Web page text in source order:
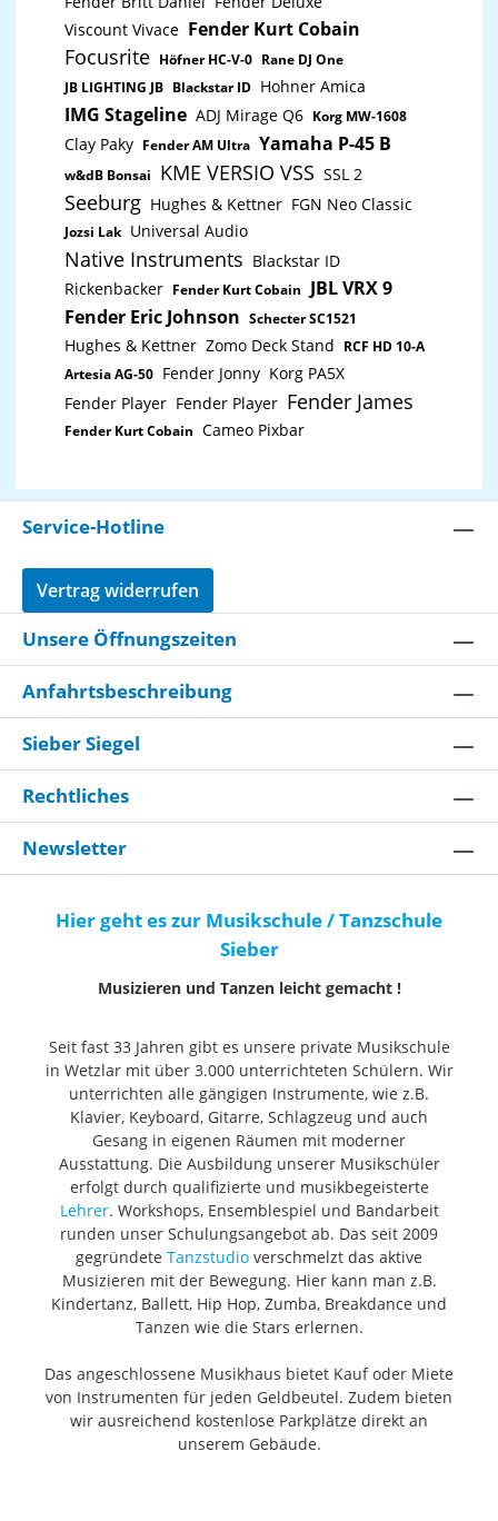
up to six EVERSE 12 systems simultaneously, and
receive immediate notification during critical
performance conditions. Bluetooth audio streaming
and true wireless stereo4 YES Crossover frequency
2000 Hz Connectors 2x XLR/TRS combo jack 1x
charge port 1x XLR output 1x 12 V DC power output 1x
3.5mm stereo 1x TRS footswitch USB charging 1.5 A
max, device-dependent Power consumption5 100 -
240 V~, 50 - 60 Hz, 1.2 - 0.6 A Battery capacity 86.4
Wh Battery at max output6 6+ hours of run
optimize6+ hours of run time Battery at moderate
output7 12+ hours of run time Weight 14.16 kg
(31.22 lbs) Dimensions (W x H x D) 345 mm x 597
mm x 347 mm (13.58" x 23.5" x 13.66") Kick-back /
monitor angles 25° / 55° Colors Black
Viscount Vivace Fender Kurt Cobain
Focusrite Höfner HC-V-0 Rane DJ One
JB LIGHTING JB Blackstar ID Hohner Amica
IMG Stageline ADJ Mirage Q6 Korg MW-1608
Clay Paky Fender AM Ultra Yamaha P-45 B
w&dB Bonsai KME VERSIO VSS SSL 2
Seeburg Hughes & Kettner FGN Neo Classic
Jozsi Lak Universal Audio
Native Instruments Blackstar ID
Rickenbacker Fender Kurt Cobain JBL VRX 9
Fender Eric Johnson Schecter SC1521
Hughes & Kettner Zomo Deck Stand RCF HD 10-A
Artesia AG-50 Fender Jonny Korg PA5X
Fender Player Fender Player Fender James
Fender Kurt Cobain Cameo Pixbar
Service-Hotline
Vertrag widerrufen
Unsere Öffnungszeiten
Anfahrtsbeschreibung
Sieber Siegel
Rechtliches
Newsletter
Hier geht es zur Musikschule / Tanzschule
Sieber
Musizieren und Tanzen leicht gemacht !
Seit fast 33 Jahren gibt es unsere private Musikschule
in Wetzlar mit über 3.000 unterrichteten Schülern. Wir
unterrichten alle gängigen Instrumente, wie z.B.
Klavier, Keyboard, Gitarre, Schlagzeug und auch
Gesang in eigenen Räumen mit moderner
Ausstattung. Die Ausbildung unserer Musikschüler
erfolgt durch qualifizierte und musikbegeisterte
Lehrer. Workshops, Ensemblespiel und Bandarbeit
runden unser Schulungsangebot ab. Das seit 2009
gegründete Tanzstudio verschmelzt das aktive
Musizieren mit der Bewegung. Hier kann man z.B.
Kindertanz, Ballett, Hip Hop, Zumba, Breakdance und
Tanzen wie die Stars erlernen.
Das angeschlossene Musikhaus bietet Kauf oder Miete
von Instrumenten für jeden Geldbeutel. Zudem bieten
wir ausreichend kostenlose Parkplätze direkt an
unserem Gebäude.